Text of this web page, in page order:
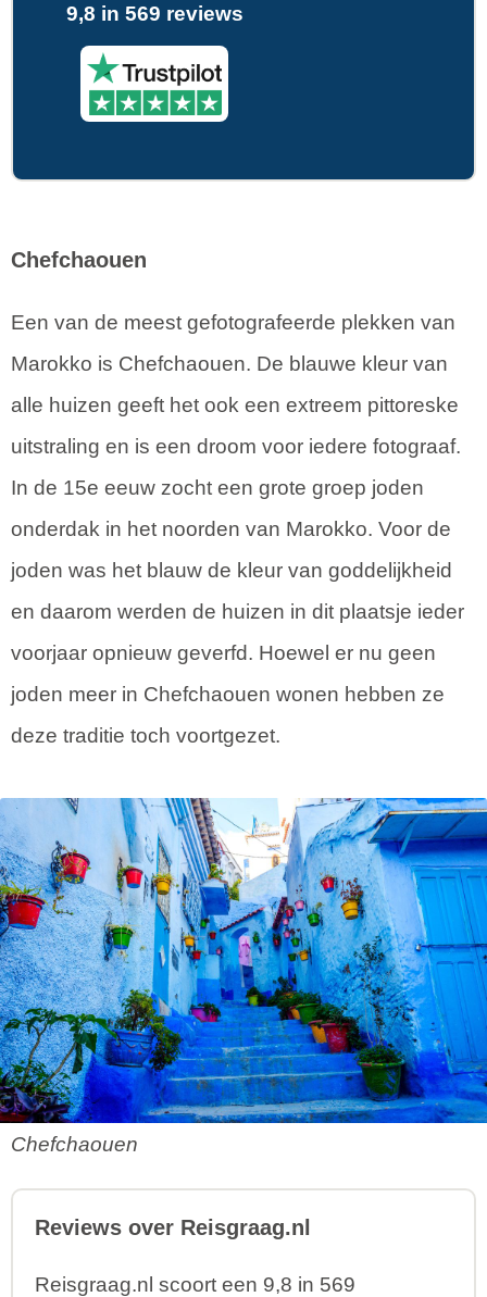
9,8 in 569 reviews
Chefchaouen
Een van de meest gefotografeerde plekken van
Marokko is Chefchaouen. De blauwe kleur van
alle huizen geeft het ook een extreem pittoreske
uitstraling en is een droom voor iedere fotograaf.
In de 15e eeuw zocht een grote groep joden
onderdak in het noorden van Marokko. Voor de
joden was het blauw de kleur van goddelijkheid
en daarom werden de huizen in dit plaatsje ieder
voorjaar opnieuw geverfd. Hoewel er nu geen
joden meer in Chefchaouen wonen hebben ze
deze traditie toch voortgezet.
Chefchaouen
Reviews over Reisgraag.nl
Reisgraag.nl scoort een 9,8 in 569